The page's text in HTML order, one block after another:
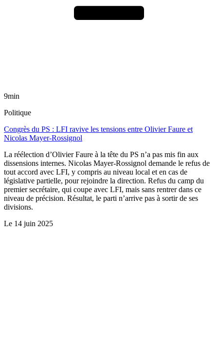
9min
Politique
Congrès du PS : LFI ravive les tensions entre Olivier Faure et
Nicolas Mayer-Rossignol
La réélection d’Olivier Faure à la tête du PS n’a pas mis fin aux
dissensions internes. Nicolas Mayer-Rossignol demande le refus de
tout accord avec LFI, y compris au niveau local et en cas de
législative partielle, pour rejoindre la direction. Refus du camp du
premier secrétaire, qui coupe avec LFI, mais sans rentrer dans ce
niveau de précision. Résultat, le parti n’arrive pas à sortir de ses
divisions.
Le 14 juin 2025